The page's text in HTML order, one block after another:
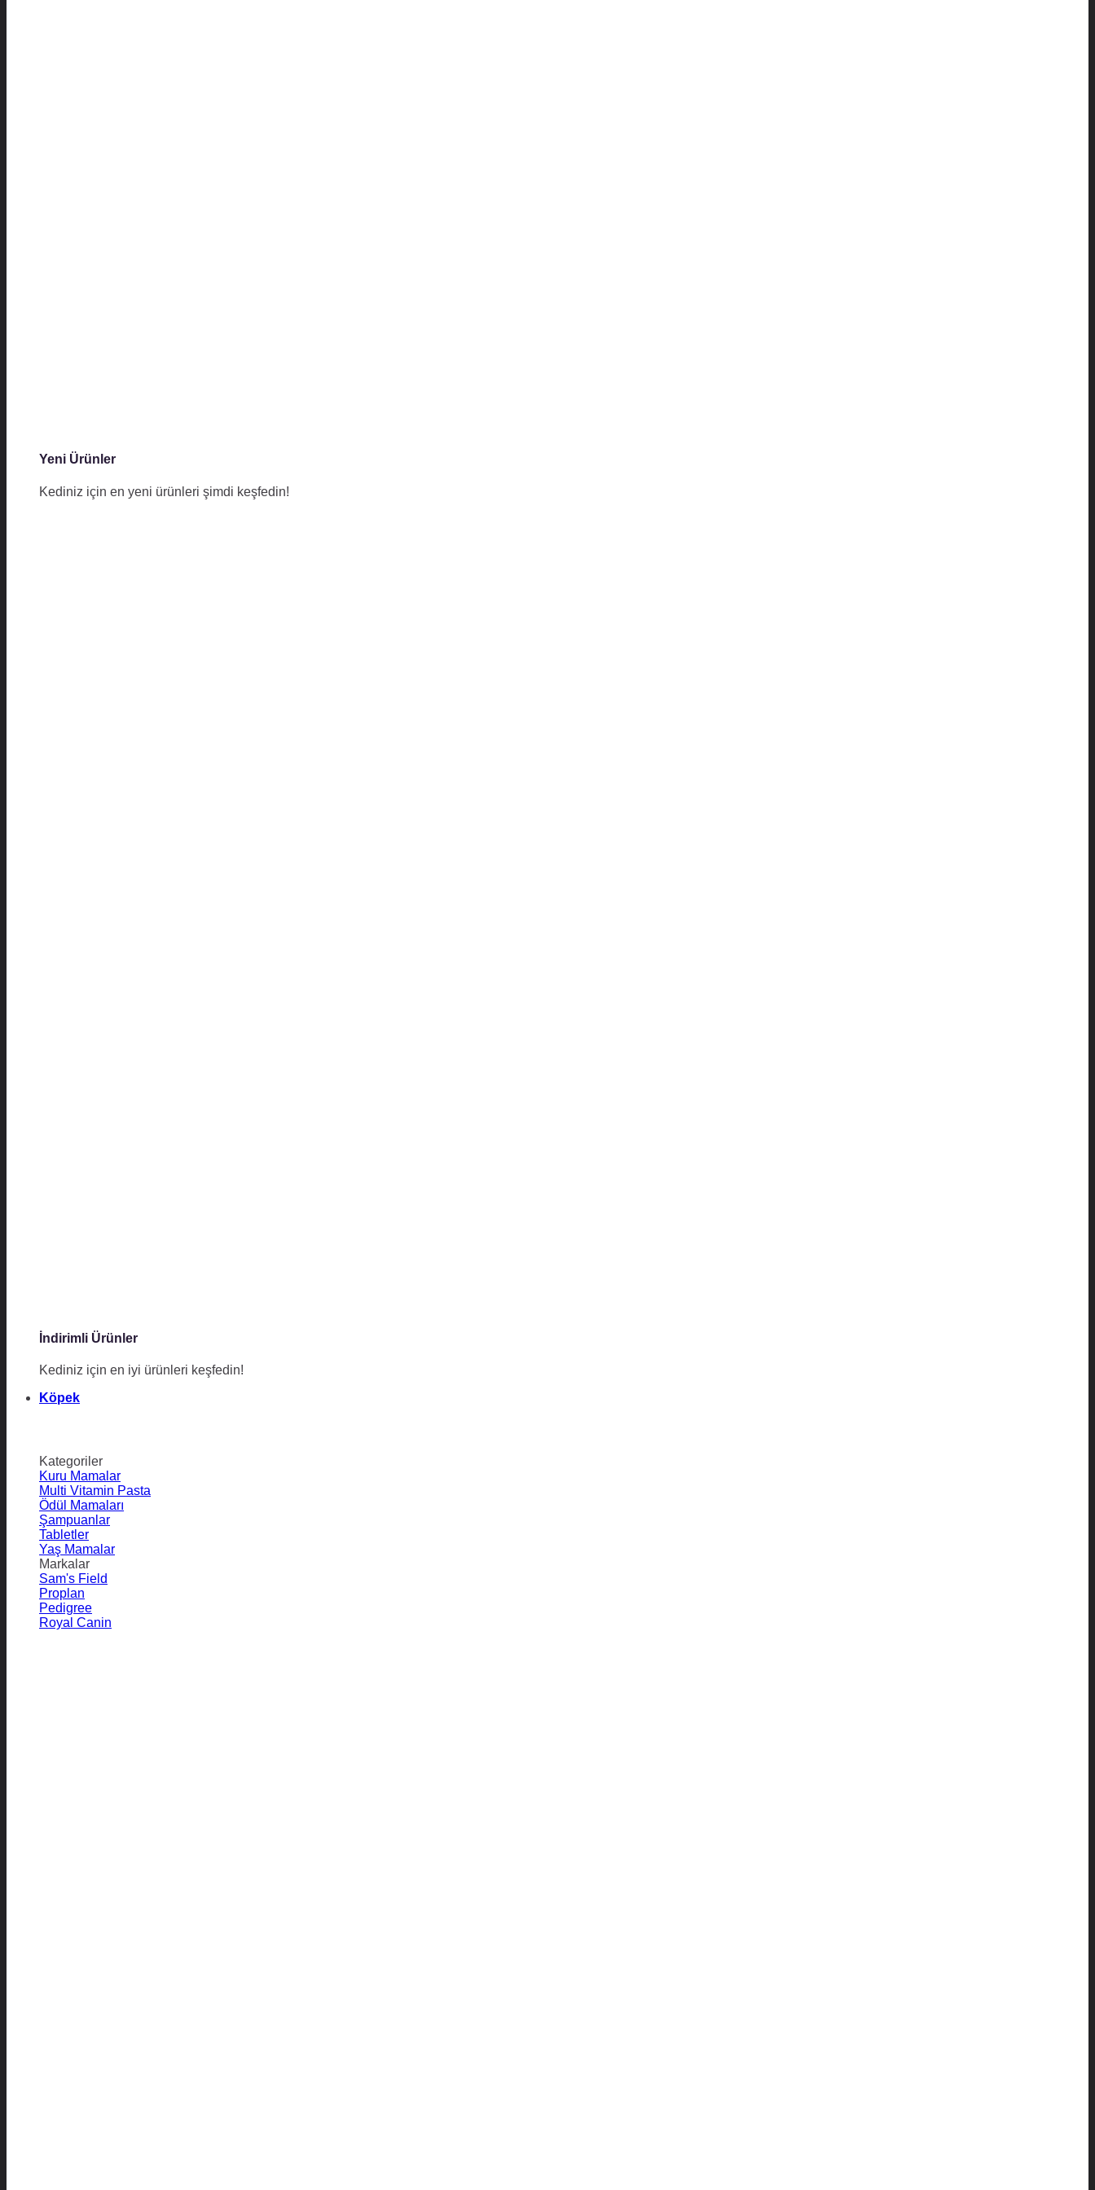
Yeni Ürünler
Kediniz için en yeni ürünleri şimdi keşfedin!
İndirimli Ürünler
Kediniz için en iyi ürünleri keşfedin!
Köpek
Kategoriler
Kuru Mamalar
Multi Vitamin Pasta
Ödül Mamaları
Şampuanlar
Tabletler
Yaş Mamalar
Markalar
Sam's Field
Proplan
Pedigree
Royal Canin